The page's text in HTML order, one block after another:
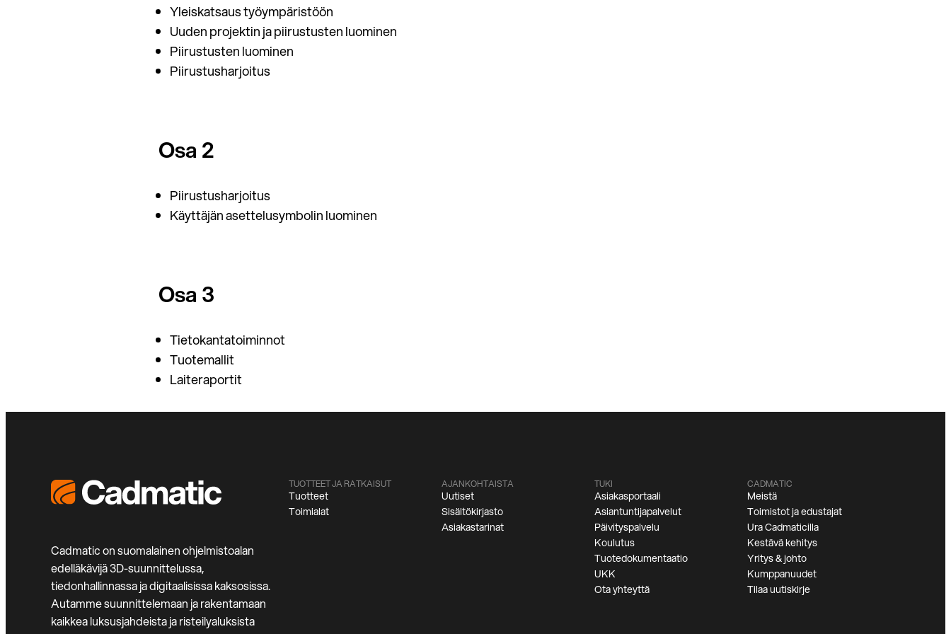
Yleiskatsaus työympäristöön
Uuden projektin ja piirustusten luominen
Piirustusten luominen
Piirustusharjoitus
Osa 2
Piirustusharjoitus
Käyttäjän asettelusymbolin luominen
Osa 3
Tietokantatoiminnot
Tuotemallit
Laiteraportit
Cadmatic on suomalainen ohjelmistoalan
edelläkävijä 3D-suunnittelussa,
tiedonhallinnassa ja digitaalisissa kaksosissa.
Autamme suunnittelemaan ja rakentamaan
kaikkea luksusjahdeista ja risteilyaluksista
TUOTTEET JA RATKAISUT
Tuotteet
Toimialat
AJANKOHTAISTA
Uutiset
Sisältökirjasto
Asiakastarinat
TUKI
Asiakasportaali
Asiantuntijapalvelut
Päivityspalvelu
Koulutus
Tuotedokumentaatio
UKK
Ota yhteyttä
CADMATIC
Meistä
Toimistot ja edustajat
Ura Cadmaticilla
Kestävä kehitys
Yritys & johto
Kumppanuudet
Tilaa uutiskirje